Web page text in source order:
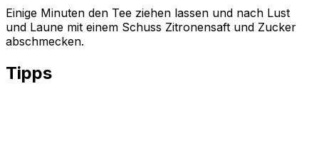
Einige Minuten den Tee ziehen lassen und nach Lust
und Laune mit einem Schuss Zitronensaft und Zucker
abschmecken.
Tipps